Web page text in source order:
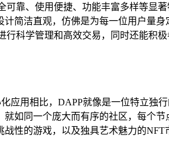
靠、使用便捷、功能丰富多样等显
简洁直观，仿佛是为每一位用户量
科学管理和高效交易，同时还能积
应用相比，DAPP就像是一位特立独
如同一个庞大而有序的社区，每个
性的游戏，以及独具艺术魅力的